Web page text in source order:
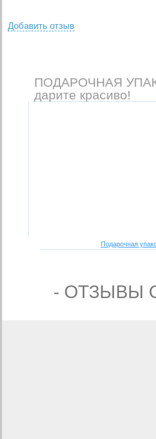
Добавить отзыв
ПОДАРОЧНАЯ
дарите красиво!
Подарочная
- ОТЗЫВЫ